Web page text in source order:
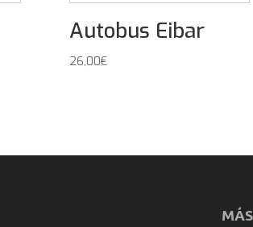
Autobus Eibar
26,00€